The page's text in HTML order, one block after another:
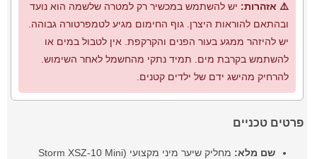
⚠️ אזהרות: יש להשתמש במכשיר רק למטרה שלשמה הוא נועד
ובהתאם להוראות היצרן. גוף החימום מגיע לטמפרטורה גבוהה.
יש להיזהר ממגע בעור הפנים והקרקפת. אין לטבול במים או
להשתמש בקרבת מים. תמיד נתקי מהחשמל לאחר השימוש.
להרחיק מהישג ידם של ילדים קטנים.
פרטים טכניים
שם מלא:
מחליק שיער מיני מקצועי (Storm XSZ-10 Mini